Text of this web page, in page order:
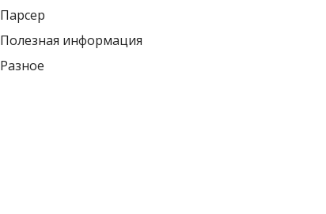
Парсер
Полезная информация
Разное